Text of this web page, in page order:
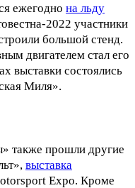
ежегодно на льду
2022 участники
большой стенд.
двигателем стал его
выставки состоялись
Миля».
также прошли другие
выставка
Expo. Кроме